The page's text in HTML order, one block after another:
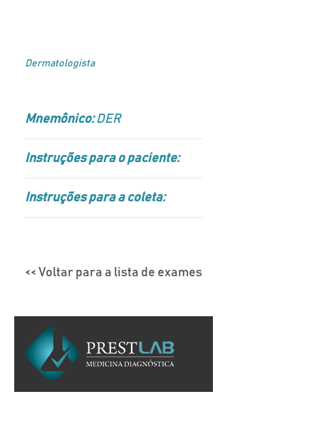
Dermatologista
Mnemônico:DER
Instruções para o paciente:
Instruções para a coleta:
<< Voltar para a lista de exames